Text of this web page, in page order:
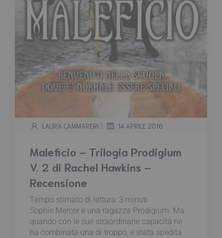
LAURA CAMMARERI | 14 APRILE 2016
Maleficio – Trilogia Prodigium
V. 2 di Rachel Hawkins –
Recensione
Tempo stimato di lettura: 3 minuti
Sophie Mercer è una ragazza Prodigium. Ma
quando con le sue straordinarie capacità ne
ha combinata una di troppo, è stata spedita